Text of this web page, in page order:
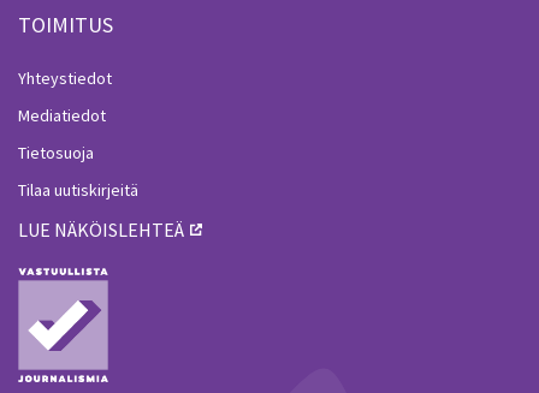
TOIMITUS
Yhteystiedot
Mediatiedot
Tietosuoja
Tilaa uutiskirjeitä
LUE NÄKÖISLEHTEÄ